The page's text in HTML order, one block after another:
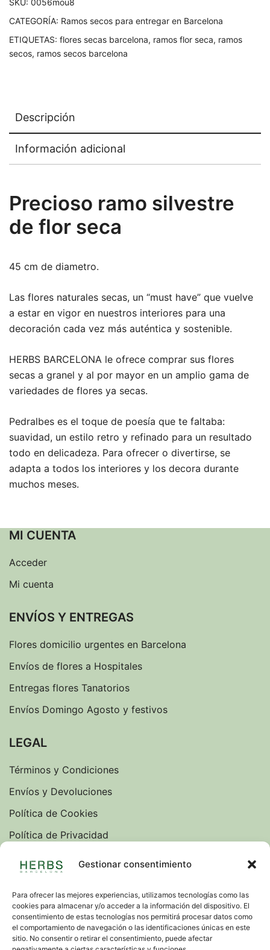
Gestionar consentimiento
Para ofrecer las mejores experiencias, utilizamos tecnologías como las
cookies para almacenar y/o acceder a la información del dispositivo. El
consentimiento de estas tecnologías nos permitirá procesar datos como
el comportamiento de navegación o las identificaciones únicas en este
sitio. No consentir o retirar el consentimiento, puede afectar
SKU: 0056mou8
CATEGORÍA: Ramos secos para entregar en Barcelona
ETIQUETAS: flores secas barcelona, ramos flor seca, ramos
secos, ramos secos barcelona
Descripción
Información adicional
Precioso ramo silvestre
de flor seca
45 cm de diametro.
Las flores naturales secas, un “must have” que vuelve
a estar en vigor en nuestros interiores para una
decoración cada vez más auténtica y sostenible.
HERBS BARCELONA le ofrece comprar sus flores
secas a granel y al por mayor en un amplio gama de
variedades de flores ya secas.
Pedralbes es el toque de poesía que te faltaba:
suavidad, un estilo retro y refinado para un resultado
todo en delicadeza. Para ofrecer o divertirse, se
adapta a todos los interiores y los decora durante
muchos meses.
MI CUENTA
Acceder
Mi cuenta
ENVÍOS Y ENTREGAS
Flores domicilio urgentes en Barcelona
Envíos de flores a Hospitales
Entregas flores Tanatorios
Envíos Domingo Agosto y festivos
LEGAL
Términos y Condiciones
Envíos y Devoluciones
Política de Cookies
Política de Privacidad
IDIOMAS
VERSION INGLESA